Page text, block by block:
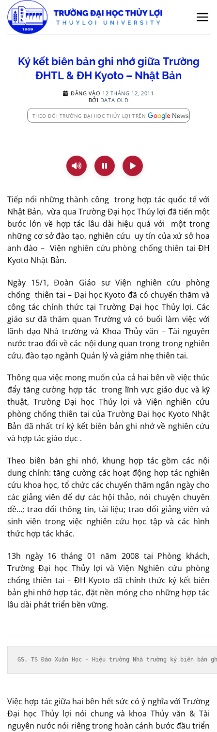
qua
nội
Ký kết biên bản ghi nhớ giữa Trường
ĐHTL & ĐH Kyoto – Nhật Bản
ĐĂNG VÀO 12 THÁNG 12, 2011
BỞI DATA OLD
THEO DÕI TRƯỜNG ĐẠI HỌC THỦY LỢI TRÊN
Tiếp nối những thành công trong hợp tác quốc tế với
Nhật Bản, vừa qua Trường Đại học Thủy lợi đã tiến một
bước lớn về hợp tác lâu dài hiệu quả với một trong
những cơ sở đào tạo, nghiên cứu uy tín của xứ sở hoa
anh đào – Viện nghiên cứu phòng chống thiên tai ĐH
Kyoto Nhật Bản.
Ngày 15/1, Đoàn Giáo sư Viện nghiên cứu phòng
chống thiên tai – Đại học Kyoto đã có chuyến thăm và
công tác chính thức tại Trường Đại học Thủy lợi. Các
giáo sư đã thăm quan Trường và có buổi làm việc với
lãnh đạo Nhà trường và Khoa Thủy văn – Tài nguyên
nước trao đổi về các nội dung quan trọng trong nghiên
cứu, đào tạo ngành Quản lý và giảm nhẹ thiên tai.
Thông qua việc mong muốn của cả hai bên về việc thúc
đẩy tăng cường hợp tác trong lĩnh vực giáo dục và kỹ
thuật, Trường Đại học Thủy lợi và Viện nghiên cứu
phòng chống thiên tai của Trường Đại học Kyoto Nhật
Bản đã nhất trí ký kết biên bản ghi nhớ về nghiên cứu
và hợp tác giáo dục .
Theo biên bản ghi nhớ, khung hợp tác gồm các nội
dung chính: tăng cường các hoạt động hợp tác nghiên
cứu khoa học, tổ chức các chuyến thăm ngắn ngày cho
các giảng viên để dự các hội thảo, nói chuyện chuyên
đề…; trao đổi thông tin, tài liệu; trao đổi giảng viên và
sinh viên trong việc nghiên cứu học tập và các hình
thức hợp tác khác.
13h ngày 16 tháng 01 năm 2008 tại Phòng khách,
Trường Đại học Thủy lợi và Viện Nghiên cứu phòng
chống thiên tai – ĐH Kyoto đã chính thức ký kết biên
bản ghi nhớ hợp tác, đặt nền móng cho những hợp tác
lâu dài phát triển bền vững.
GS. TS Đào Xuân Học - Hiệu trưởng Nhà trường ký biên
Việc hợp tác giữa hai bên hết sức có ý nghĩa với Trường
Đại học Thủy lợi nói chung và khoa Thủy văn & Tài
nguyên nước nói riêng trong hoàn cảnh bước đầu triển